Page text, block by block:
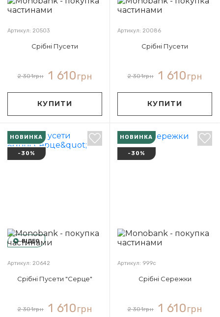
Артикул: 20503
Срібні Пусети
2 301грн 1 610грн
КУПИТИ
Артикул: 20086
Срібні Пусети
2 301грн 1 610грн
КУПИТИ
НОВИНКА
-30%
ВІДЕО
Артикул: 20642
Срібні Пусети "Серце"
2 301грн 1 610грн
НОВИНКА
-30%
Артикул: 999с
Срібні Сережки
2 301грн 1 610грн